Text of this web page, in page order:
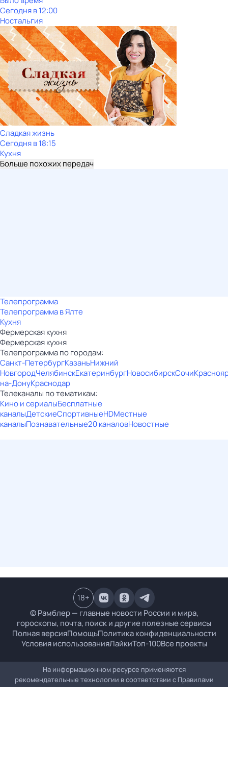
Сегодня в 12:00
Ностальгия
Сладкая жизнь
Сегодня в 18:15
Кухня
Больше похожих передач
Телепрограмма
Телепрограмма в Ялте
Кухня
Фермерская кухня
Фермерская кухня
Телепрограмма по городам:
Санкт-ПетербургКазаньНижний
НовгородЧелябинскЕкатеринбургНовосибирскСочи
на-ДонуКраснодар
Телеканалы по тематикам:
Кино и сериалыБесплатные
каналыДетскиеСпортивныеHDМестные
каналыПознавательные20 каналовНовостные
© Рамблер — главные новости России и мира,
гороскопы, почта, поиск и другие полезные сервисы
Полная версияПомощьПолитика конфиденциальности
Условия использованияЛайкиТоп-100Все проекты
18+
На информационном ресурсе применяются
рекомендательные технологии в соответствии с Правилами